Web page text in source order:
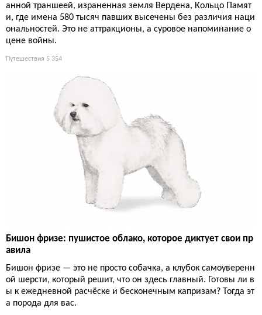
анной траншеей, израненная земля Вердена, Кольцо Памят
и, где имена 580 тысяч павших высечены без различия наци
ональностей. Это не аттракционы, а суровое напоминание о
цене войны.
Путешествия 5 354
Бишон фризе: пушистое облако, которое диктует свои пр
авила
Бишон фризе — это не просто собачка, а клубок самоуверенн
ой шерсти, который решит, что он здесь главный. Готовы ли в
ы к ежедневной расчёске и бесконечным капризам? Тогда эт
а порода для вас.